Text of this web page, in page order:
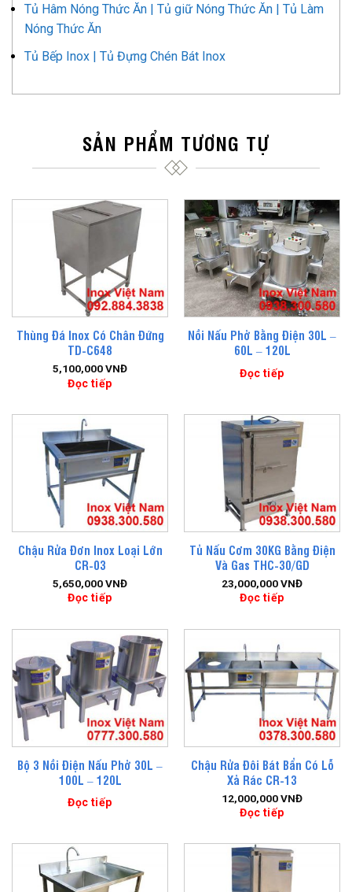
Tủ Hâm Nóng Thức Ăn | Tủ giữ Nóng Thức Ăn | Tủ Làm
Nóng Thức Ăn
Tủ Bếp Inox | Tủ Đựng Chén Bát Inox
SẢN PHẨM TƯƠNG TỰ
Thùng Đá Inox Có Chân Đứng
TD-C648
5,100,000VNĐ
Đọc tiếp
Nồi Nấu Phở Bằng Điện 30L –
60L – 120L
Đọc tiếp
Chậu Rửa Đơn Inox Loại Lớn
CR-03
5,650,000VNĐ
Đọc tiếp
Tủ Nấu Cơm 30KG Bằng Điện
Và Gas THC-30/GD
23,000,000VNĐ
Đọc tiếp
Bộ 3 Nồi Điện Nấu Phở 30L –
100L – 120L
Đọc tiếp
Chậu Rửa Đôi Bát Bẩn Có Lỗ
Xả Rác CR-13
12,000,000VNĐ
Đọc tiếp